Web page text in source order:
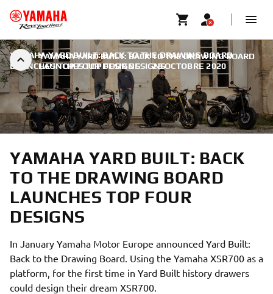
YAMAHA YARD BUILT: BACK TO THE DRAWING BOARD
LAUNCHES TOP FOUR DESIGNS
YAMAHA YARD BUILT: BACK TO THE DRAWING BOARD
LAUNCHES TOP FOUR DESIGNS | 29 OCTOBRE 2020
YAMAHA YARD BUILT: BACK
TO THE DRAWING BOARD
LAUNCHES TOP FOUR
DESIGNS
In January Yamaha Motor Europe announced Yard Built:
Back to the Drawing Board. Using the Yamaha XSR700 as a
platform, for the first time in Yard Built history drawers
could design their dream XSR700.